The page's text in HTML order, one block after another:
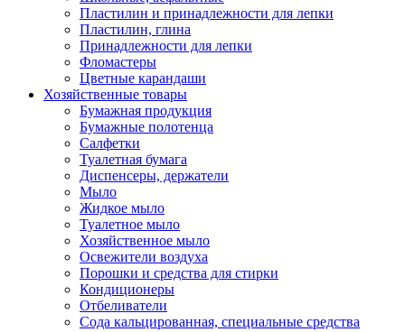
Пластилин и принадлежности для лепки
Пластилин, глина
Принадлежности для лепки
Фломастеры
Цветные карандаши
Хозяйственные товары
Бумажная продукция
Бумажные полотенца
Салфетки
Туалетная бумага
Диспенсеры, держатели
Мыло
Жидкое мыло
Туалетное мыло
Хозяйственное мыло
Освежители воздуха
Порошки и средства для стирки
Кондиционеры
Отбеливатели
Сода кальцированная, специальные средства